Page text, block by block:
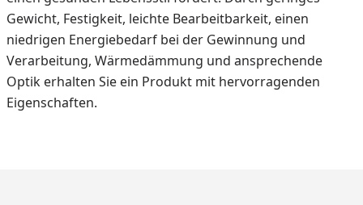
Gewicht, Festigkeit, leichte Bearbeitbarkeit, einen
niedrigen Energiebedarf bei der Gewinnung und
Verarbeitung, Wärmedämmung und ansprechende
Optik erhalten Sie ein Produkt mit hervorragenden
Eigenschaften.